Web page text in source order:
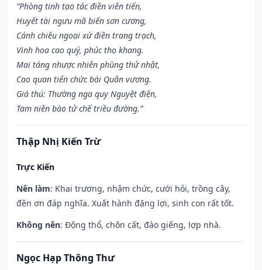
“Phòng tinh tạo tác điền viên tiến,
Huyết tài ngưu mã biến sơn cương,
Cánh chiêu ngoại xứ điền trang trạch,
Vinh hoa cao quý, phúc thọ khang.
Mai táng nhược nhiên phùng thử nhật,
Cao quan tiến chức bái Quân vương.
Giá thú: Thường nga quy Nguyệt điện,
Tam niên bào tử chế triều đường.”
Thập Nhị Kiến Trừ
Trực Kiến
Nên làm: Khai trương, nhậm chức, cưới hỏi, trồng cây,
đền ơn đáp nghĩa. Xuất hành đặng lợi, sinh con rất tốt.
Không nên: Động thổ, chôn cất, đào giếng, lợp nhà.
Ngọc Hạp Thông Thư